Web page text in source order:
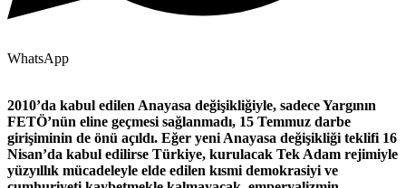
WhatsApp
2010’da kabul edilen Anayasa değişikliğiyle, sadece Yargının
FETÖ’nün eline geçmesi sağlanmadı, 15 Temmuz darbe
girişiminin de önü açıldı. Eğer yeni Anayasa değişikliği teklifi 16
Nisan’da kabul edilirse Türkiye, kurulacak Tek Adam rejimiyle
yüzyıllık mücadeleyle elde edilen kısmi demokrasiyi ve